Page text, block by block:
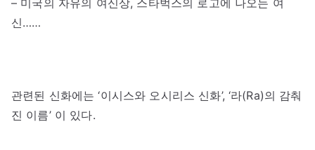
– 미국의 자유의 여신상, 스타벅스의 로고에 나오는 여
신……
관련된 신화에는 ‘이시스와 오시리스 신화’, ‘라(Ra)의 감춰
진 이름’ 이 있다.